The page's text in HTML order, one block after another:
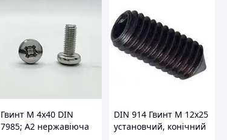
Гвинт М 4х40 DIN
7985; А2 нержавіюча
DIN 914 Гвинт М 12х25
установчий, конічний